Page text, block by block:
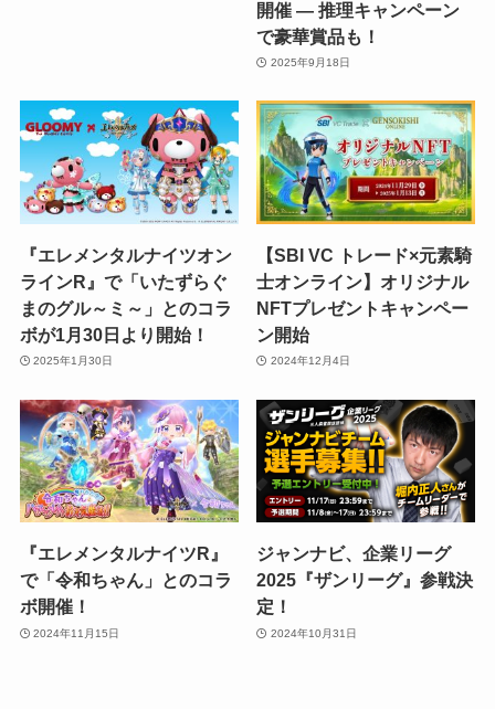
開催 ― 推理キャンペーン
で豪華賞品も！
2025年9月18日
『エレメンタルナイツオン
ラインR』で「いたずらぐ
まのグル～ミ～」とのコラ
ボが1月30日より開始！
2025年1月30日
【SBI VC トレード×元素騎
士オンライン】オリジナル
NFTプレゼントキャンペー
ン開始
2024年12月4日
『エレメンタルナイツR』
で「令和ちゃん」とのコラ
ボ開催！
2024年11月15日
ジャンナビ、企業リーグ
2025『ザンリーグ』参戦決
定！
2024年10月31日